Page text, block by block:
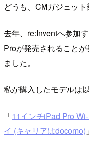
どうも、CMガジェット
去年、re:Inventへ参加
Proが発売されること
ました。
私が購入したモデルは
「11インチiPad Pro
イ (キャリアはdocomo) 」